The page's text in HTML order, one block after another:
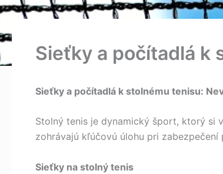
Sieťky a počítadlá k
Sieťky a počítadlá k stolnému tenisu:
Stolný tenis je dynamický šport, ktorý si
zohrávajú kľúčovú úlohu pri
Sieťky na stolný tenis